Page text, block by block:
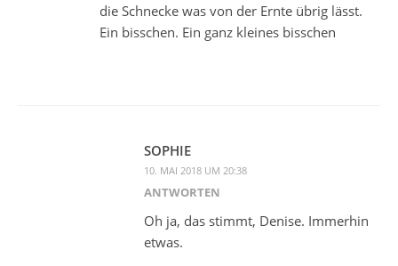
die Schnecke was von der Ernte übrig lässt.
Ein bisschen. Ein ganz kleines bisschen
SOPHIE
10. MAI 2018 UM 20:38
ANTWORTEN
Oh ja, das stimmt, Denise. Immerhin
etwas.